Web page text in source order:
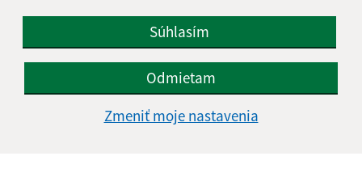
Súhlasím
Odmietam
Zmeniť moje nastavenia